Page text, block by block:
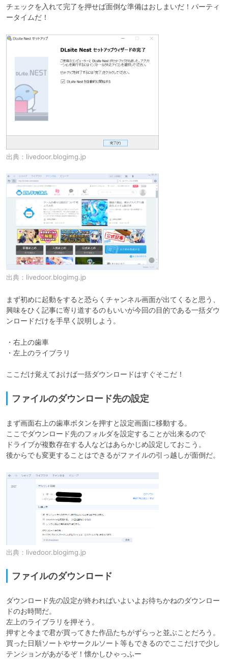
チェックを入れて完了を押せば面倒な準備はおしまいだ！パーティ
ータイムだ！
出典： livedoor.blogimg.jp
出典： livedoor.blogimg.jp
まず初めに起動をすると恐らくチャンネル画面が出てくると思う、
興味をひく記事に寄り道するのもいいが今回の目的である一括ダウ
ンロードだけを手早く説明しよう。
・右上の歯車
・左上のライブラリ
ここだけ覚えておけば一括ダウンロードはすぐそこだ！
ファイルのダウンロード先の設定
まず画面右上の歯車ボタンを押すと設定画面に移動する。
ここでダウンロード先のフォルダを設定することが出来るので
ドライブが複数存在する人などはあらかじめ設定しておこう。
後からでも変更することはできるがファイルの引っ越しが面倒だ。
出典： livedoor.blogimg.jp
ファイルのダウンロード
ダウンロード先の設定が終わればいよいよお待ちかねのダウンロー
ドのお時間だ。
左上のライブラリを押そう。
押すと今まで君が買ってきた作品たちがずらっと並ぶことだろう。
買った日順ソートやサークルソート等もできるのでここだけで少し
テンションがあがるぞ！懐かしひゃっふー